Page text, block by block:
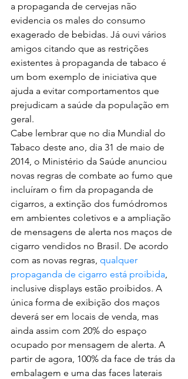
a propaganda de cervejas não
evidencia os males do consumo
exagerado de bebidas. Já ouvi vários
amigos citando que as restrições
existentes à propaganda de tabaco é
um bom exemplo de iniciativa que
ajuda a evitar comportamentos que
prejudicam a saúde da população em
geral.
Cabe lembrar que no dia Mundial do
Tabaco deste ano, dia 31 de maio de
2014, o Ministério da Saúde anunciou
novas regras de combate ao fumo que
incluíram o fim da propaganda de
cigarros, a extinção dos fumódromos
em ambientes coletivos e a ampliação
de mensagens de alerta nos maços de
cigarro vendidos no Brasil. De acordo
com as novas regras, qualquer
propaganda de cigarro está proibida,
inclusive displays estão proibidos. A
única forma de exibição dos maços
deverá ser em locais de venda, mas
ainda assim com 20% do espaço
ocupado por mensagem de alerta. A
partir de agora, 100% da face de trás da
embalagem e uma das faces laterais